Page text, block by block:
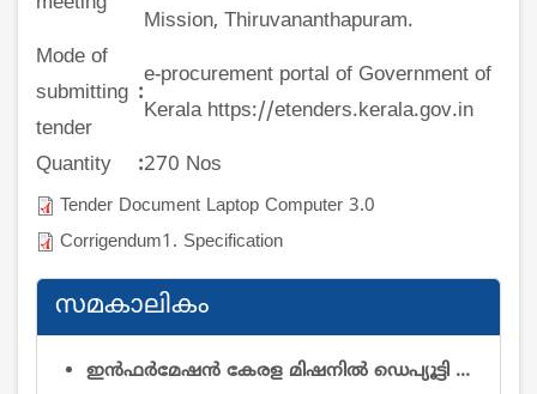
Mission, Thiruvananthapuram.
Mode of
submitting
tender
:
e-procurement portal of Government of
Kerala https://etenders.kerala.gov.in
Quantity :270 Nos
Tender Document Laptop Computer 3.0
Corrigendum1. Specification
സമകാലികം
ഇൻഫർമേഷൻ കേരള മിഷനിൽ ഡെപ്യൂട്ടി ഡയറക്ടർ (റിസർച്ച് & ഡെവലപ്മെന്റ്)യും ഡെപ്യൂട്ടി ഡയറക്ടർ (ഓപ്പറേഷൻ & മെയിന്റനൻസ്)യും തസ്തികകളിലെ ഒഴിവുകൾ നികത്തുന്നതിനുള്ള വിജ്ഞാപനം